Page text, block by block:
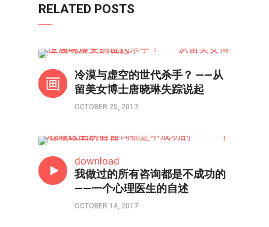
RELATED POSTS
冷漠与虚空的世代杀手？ ——从
留美女博士唐晓琳失踪说起
OCTOBER 25, 2017
download
我做过的所有咨询都是不成功的
——一个心理医生的自述
OCTOBER 14, 2017